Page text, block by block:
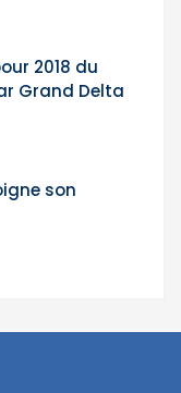
2018 du
Grand Delta
son